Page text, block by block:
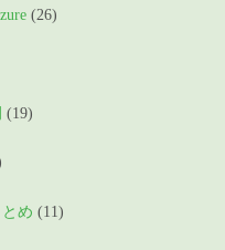
(26)
(19)
め (11)